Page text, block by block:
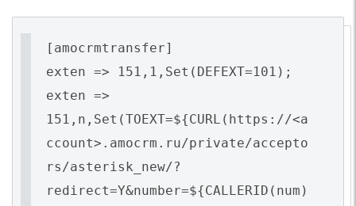
[amocrmtransfer]
exten => 151,1,Set(DEFEXT=101);
exten =>
151,n,Set(TOEXT=${CURL(https://<a
ccount>.amocrm.ru/private/accepto
rs/asterisk_new/?
redirect=Y&number=${CALLERID(num)